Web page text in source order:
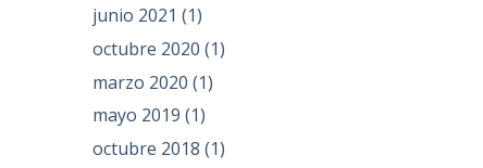
junio 2021 (1)
octubre 2020 (1)
marzo 2020 (1)
mayo 2019 (1)
octubre 2018 (1)